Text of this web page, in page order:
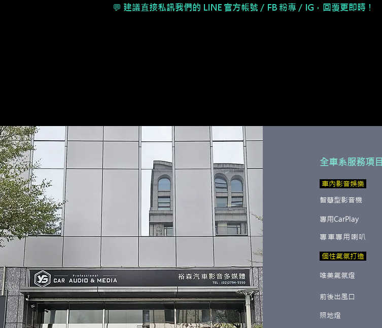
💬 建議直接私訊我們的 LINE 官方帳號／FB 粉專／IG，回覆更即時！
全車系服務項目
​ 車內影音娛樂
智慧型影音機
專用CarPlay
專車專用喇叭
​ 個性氣氛打造
唯美氣氛燈
前後出風口
照地燈